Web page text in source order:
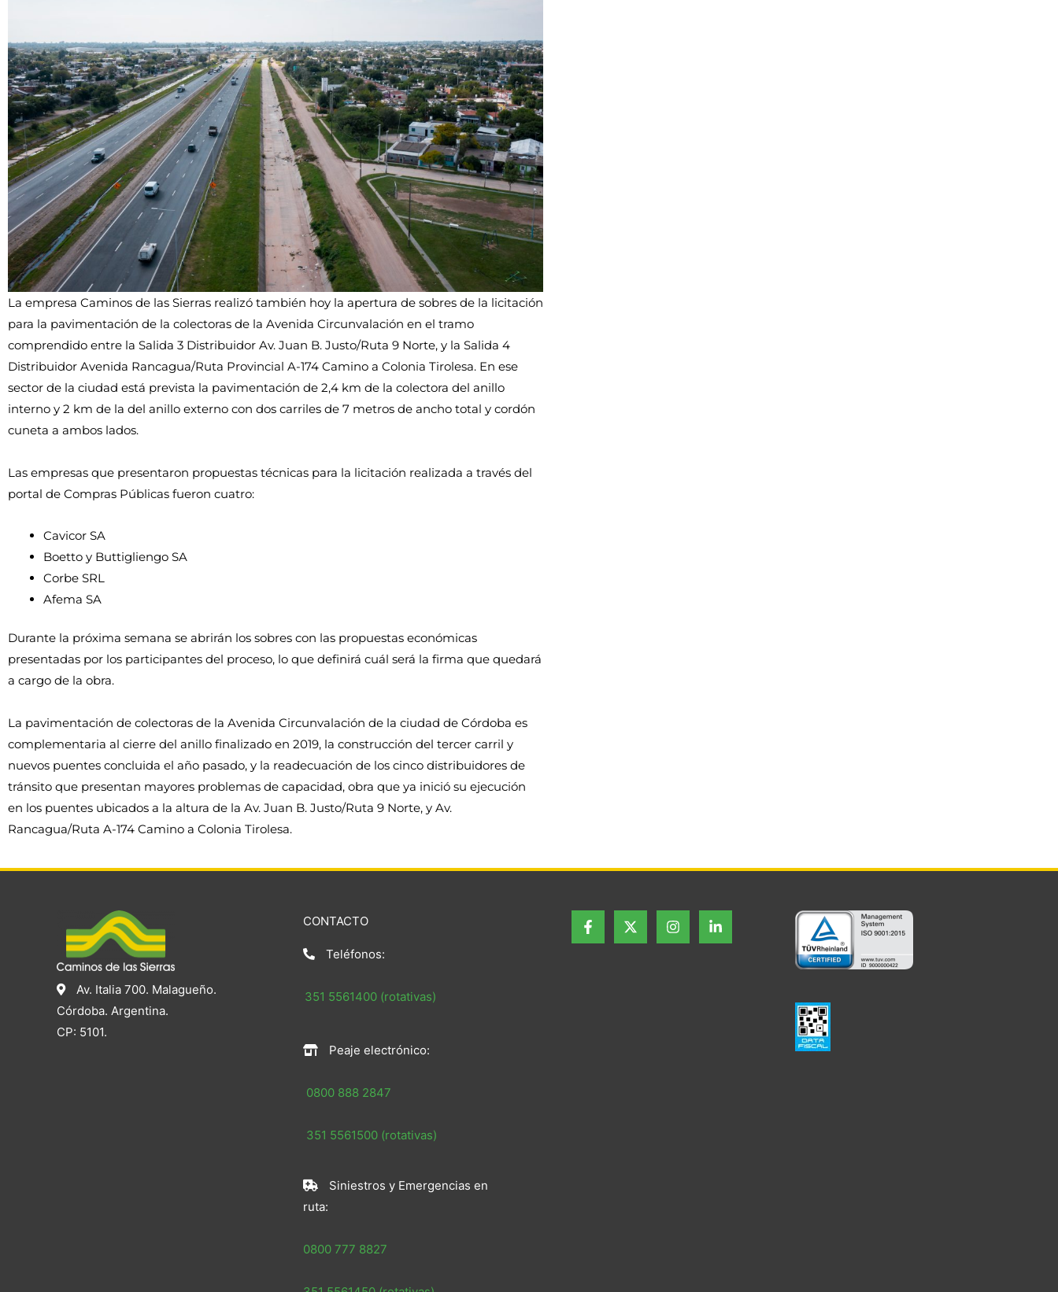
La empresa Caminos de las Sierras realizó también hoy la apertura de sobres de la licitación
para la pavimentación de la colectoras de la Avenida Circunvalación en el tramo
comprendido entre la Salida 3 Distribuidor Av. Juan B. Justo/Ruta 9 Norte, y la Salida 4
Distribuidor Avenida Rancagua/Ruta Provincial A-174 Camino a Colonia Tirolesa. En ese
sector de la ciudad está prevista la pavimentación de 2,4 km de la colectora del anillo
interno y 2 km de la del anillo externo con dos carriles de 7 metros de ancho total y cordón
cuneta a ambos lados.
Las empresas que presentaron propuestas técnicas para la licitación realizada a través del
portal de Compras Públicas fueron cuatro:
Cavicor SA
Boetto y Buttigliengo SA
Corbe SRL
Afema SA
Durante la próxima semana se abrirán los sobres con las propuestas económicas
presentadas por los participantes del proceso, lo que definirá cuál será la firma que quedará
a cargo de la obra.
La pavimentación de colectoras de la Avenida Circunvalación de la ciudad de Córdoba es
complementaria al cierre del anillo finalizado en 2019, la construcción del tercer carril y
nuevos puentes concluida el año pasado, y la readecuación de los cinco distribuidores de
tránsito que presentan mayores problemas de capacidad, obra que ya inició su ejecución
en los puentes ubicados a la altura de la Av. Juan B. Justo/Ruta 9 Norte, y Av.
Rancagua/Ruta A-174 Camino a Colonia Tirolesa.
Av. Italia 700. Malagueño.
Córdoba. Argentina.
CP: 5101.
CONTACTO
Teléfonos:
351 5561400 (rotativas)
Peaje electrónico:
0800 888 2847
351 5561500 (rotativas)
Siniestros y Emergencias en
ruta:
0800 777 8827